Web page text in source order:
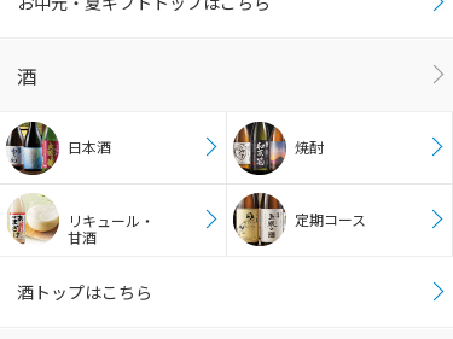
酒
日本酒 焼酎
リキュール・
甘酒
定期コース
酒トップはこちら